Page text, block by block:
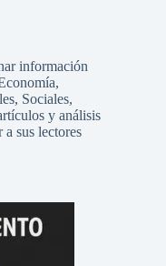
información
Sociales,
y análisis
a sus lectores